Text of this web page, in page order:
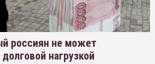
россиян не может
нагрузкой